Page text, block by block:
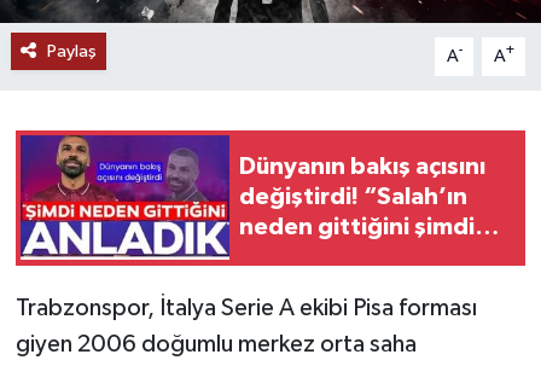
Paylaş A- A+
Dünyanın bakış açısını
değiştirdi! “Salah’ın
neden gittiğini şimdi
Trabzonspor, İtalya Serie A ekibi Pisa forması
giyen 2006 doğumlu merkez orta saha